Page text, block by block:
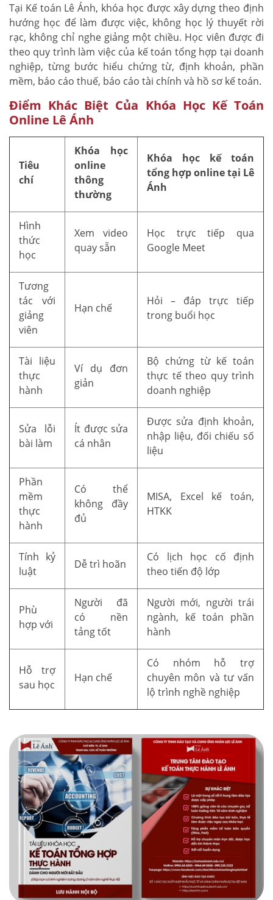
Tại Kế toán Lê Ánh, khóa học được xây dựng theo định
hướng học để làm được việc, không học lý thuyết rời
rạc, không chỉ nghe giảng một chiều. Học viên được đi
theo quy trình làm việc của kế toán tổng hợp tại doanh
nghiệp, từng bước hiểu chứng từ, định khoản, phần
mềm, báo cáo thuế, báo cáo tài chính và hồ sơ kế toán.
Điểm Khác Biệt Của Khóa Học Kế Toán
Online Lê Ánh
Tiêu
chí
Khóa học
online
thông
thường
Khóa học kế toán
tổng hợp online tại Lê
Ánh
Hình
thức
học
Xem video
quay sẵn
Học trực tiếp qua
Google Meet
Tương
tác với
giảng
viên
Hạn chế
Hỏi – đáp trực tiếp
trong buổi học
Tài liệu
thực
hành
Ví dụ đơn
giản
Bộ chứng từ kế toán
thực tế theo quy trình
doanh nghiệp
Sửa lỗi
bài làm
Ít được sửa
cá nhân
Được sửa định khoản,
nhập liệu, đối chiếu số
liệu
Phần
mềm
thực
hành
Có thể
không đầy
đủ
MISA, Excel kế toán,
HTKK
Tính kỷ
luật
Dễ trì hoãn
Có lịch học cố định
theo tiến độ lớp
Phù
hợp với
Người đã
có nền
tảng tốt
Người mới, người trái
ngành, kế toán phần
hành
Hỗ trợ
sau học
Hạn chế
Có nhóm hỗ trợ
chuyên môn và tư vấn
lộ trình nghề nghiệp